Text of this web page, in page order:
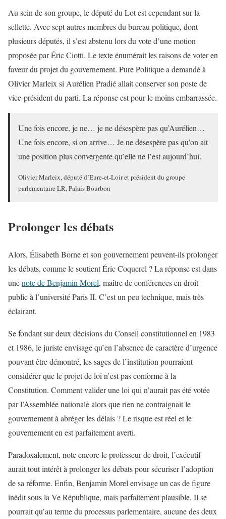
Au sein de son groupe, le député du Lot est cependant sur la
sellette. Avec sept autres membres du bureau politique, dont
plusieurs députés, il s’est abstenu lors du vote d’une motion
proposée par Éric Ciotti. Le texte énumérait les raisons de voter en
faveur du projet du gouvernement. Pure Politique a demandé à
Olivier Marleix si Aurélien Pradié allait conserver son poste de
vice-président du parti. La réponse est pour le moins embarrassée.
Une fois encore, je ne… je ne désespère pas qu’Aurélien…
Une fois encore, si on arrive… Je ne désespère pas qu’on ait
une position plus convergente qu’elle ne l’est aujourd’hui.
Olivier Marleix, député d’Eure-et-Loir et président du groupe
parlementaire LR, Palais Bourbon
Prolonger les débats
Alors, Élisabeth Borne et son gouvernement peuvent-ils prolonger
les débats, comme le soutient Éric Coquerel ? La réponse est dans
unenote de Benjamin Morel, maître de conférences en droit
public à l’université Paris II. C’est un peu technique, mais très
éclairant.
Se fondant sur deux décisions du Conseil constitutionnel en 1983
et 1986, le juriste envisage qu’en l’absence de caractère d’urgence
pouvant être démontré, les sages de l’institution pourraient
considérer que le projet de loi n’est pas conforme à la
Constitution. Comment valider une loi qui n’aurait pas été votée
par l’Assemblée nationale alors que rien ne contraignait le
gouvernement à abréger les délais ? Le risque est réel et le
gouvernement en est parfaitement averti.
Paradoxalement, note encore le professeur de droit, l’exécutif
aurait tout intérêt à prolonger les débats pour sécuriser l’adoption
de sa réforme. Enfin, Benjamin Morel envisage un cas de figure
inédit sous la Ve République, mais parfaitement plausible. Il se
pourrait qu’au terme du processus parlementaire, aucune des deux